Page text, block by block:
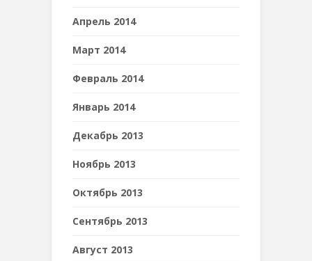
Апрель 2014
Март 2014
Февраль 2014
Январь 2014
Декабрь 2013
Ноябрь 2013
Октябрь 2013
Сентябрь 2013
Август 2013